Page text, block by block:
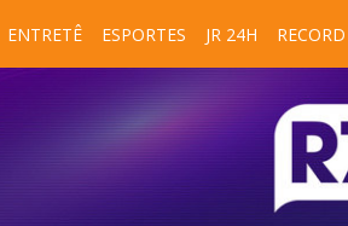
ENTRETÊ ESPORTES JR 24H RECORD